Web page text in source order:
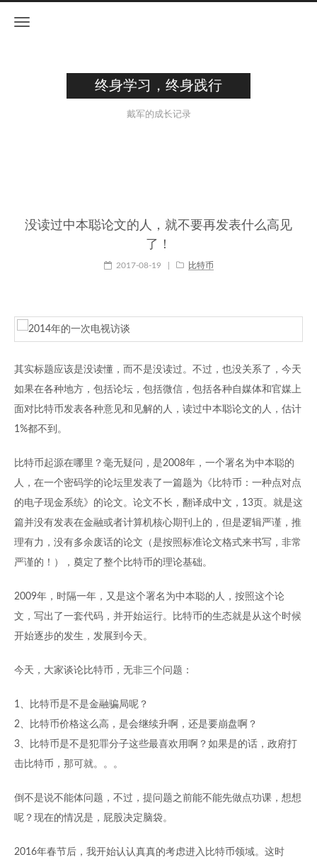
终身学习，终身践行
戴军的成长记录
没读过中本聪论文的人，就不要再发表什么高见
了！
2017-08-19 比特币
其实标题应该是没读懂，而不是没读过。不过，也没关系了，今天
如果在各种地方，包括论坛，包括微信，包括各种自媒体和官媒上
面对比特币发表各种意见和见解的人，读过中本聪论文的人，估计
1%都不到。
比特币起源在哪里？毫无疑问，是2008年，一个署名为中本聪的
人，在一个密码学的论坛里发表了一篇题为《比特币：一种点对点
的电子现金系统》的论文。论文不长，翻译成中文，13页。就是这
篇并没有发表在金融或者计算机核心期刊上的，但是逻辑严谨，推
理有力，没有多余废话的论文（是按照标准论文格式来书写，非常
严谨的！），奠定了整个比特币的理论基础。
2009年，时隔一年，又是这个署名为中本聪的人，按照这个论
文，写出了一套代码，并开始运行。比特币的生态就是从这个时候
开始逐步的发生，发展到今天。
今天，大家谈论比特币，无非三个问题：
1、比特币是不是金融骗局呢？
2、比特币价格这么高，是会继续升啊，还是要崩盘啊？
3、比特币是不是犯罪分子这些最喜欢用啊？如果是的话，政府打
击比特币，那可就。。。
倒不是说不能体问题，不过，提问题之前能不能先做点功课，想想
呢？现在的情况是，屁股决定脑袋。
2016年春节后，我开始认认真真的考虑进入比特币领域。这时